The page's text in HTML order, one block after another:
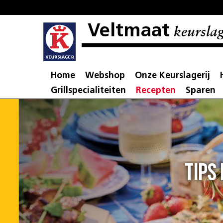
Veltmaat
Home Webshop Onze Keurslagerij
Grillspecialiteiten
Recepten Sparen